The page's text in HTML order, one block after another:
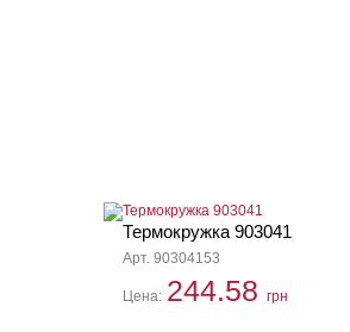
Термокружка 903041
Арт. 90304153
Цена: 244.58 грн